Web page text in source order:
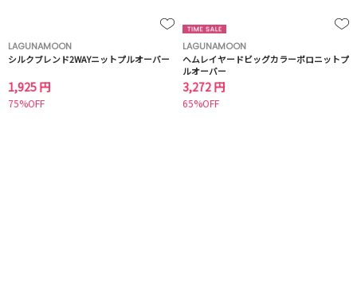
LAGUNAMOON
シルクブレンド2WAYニットプルオーバー
1,925 円
75%OFF
LAGUNAMOON
ヘムレイヤードビッグカラーポロニットプ
ルオーバー
3,272 円
65%OFF